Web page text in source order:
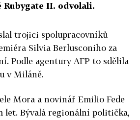
Rubygate II. odvolali.
trojici spolupracovníků
Silvia Berlusconiho za
Podle agentury AFP to sdělila
v Miláně.
Mora a novinář Emilio Fede
let. Bývalá regionální politička,